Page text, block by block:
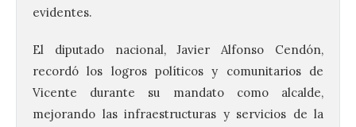
evidentes.
El diputado nacional, Javier Alfonso Cendón,
recordó los logros políticos y comunitarios de
Vicente durante su mandato como alcalde,
mejorando las infraestructuras y servicios de la